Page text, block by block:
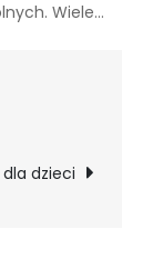
Wiele…
dzieci